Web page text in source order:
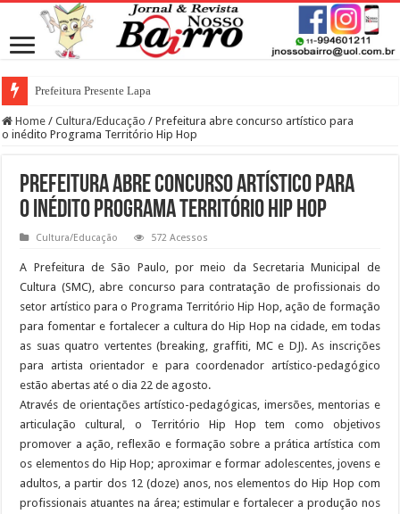
Prefeitura Presente Lapa
Home / Cultura/Educação / Prefeitura abre concurso artístico para
o inédito Programa Território Hip Hop
Prefeitura abre concurso artístico para
o inédito Programa Território Hip Hop
Cultura/Educação 572 Acessos
A Prefeitura de São Paulo, por meio da Secretaria Municipal de
Cultura (SMC), abre concurso para contratação de profissionais do
setor artístico para o Programa Território Hip Hop, ação de formação
para fomentar e fortalecer a cultura do Hip Hop na cidade, em todas
as suas quatro vertentes (breaking, graffiti, MC e DJ). As inscrições
para artista orientador e para coordenador artístico-pedagógico
estão abertas até o dia 22 de agosto.
Através de orientações artístico-pedagógicas, imersões, mentorias e
articulação cultural, o Território Hip Hop tem como objetivos
promover a ação, reflexão e formação sobre a prática artística com
os elementos do Hip Hop; aproximar e formar adolescentes, jovens e
adultos, a partir dos 12 (doze) anos, nos elementos do Hip Hop com
profissionais atuantes na área; estimular e fortalecer a produção nos